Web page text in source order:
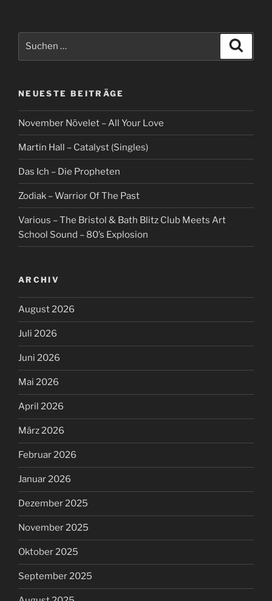
NEUESTE BEITRÄGE
November Növelet – All Your Love
Martin Hall – Catalyst (Singles)
Das Ich – Die Propheten
Zodiak – Warrior Of The Past
Various – The Bristol & Bath Blitz Club Meets Art
School Sound – 80’s Explosion
ARCHIV
August 2026
Juli 2026
Juni 2026
Mai 2026
April 2026
März 2026
Februar 2026
Januar 2026
Dezember 2025
November 2025
Oktober 2025
September 2025